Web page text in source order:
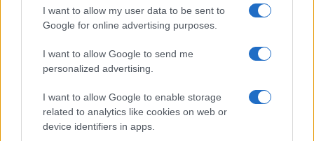
I want to allow my user data to be sent to
Google for online advertising purposes.
I want to allow Google to send me
personalized advertising.
I want to allow Google to enable storage
related to analytics like cookies on web or
device identifiers in apps.
© 2026 - VOLOSCONTATO CONSIGLI E DIARI DI VIAGGIO - P.IVA
04827280654 – TESTATA REGISTRATA AL TRIBUNALE DI NOCERA